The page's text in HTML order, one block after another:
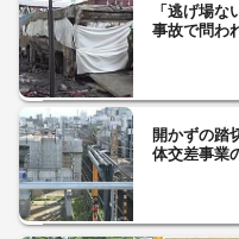
「逃げ場
事故で問わ
開かずの踏
体交差事業